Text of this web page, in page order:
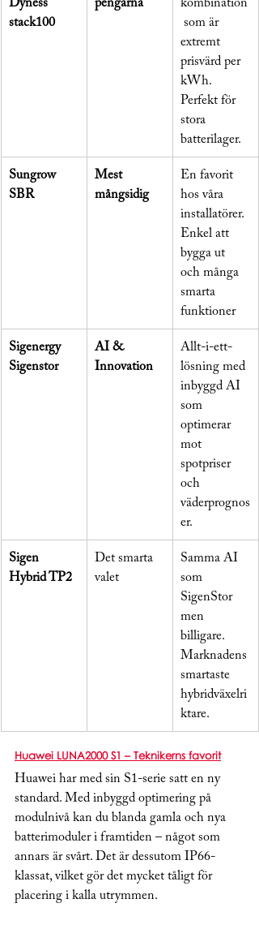
Dyness
stack100
pengarna
kombination
som är
extremt
prisvärd per
kWh.
Perfekt för
stora
batterilager.
Sungrow
SBR
Mest
mångsidig
En favorit
hos våra
installatörer.
Enkel att
bygga ut
och många
smarta
funktioner
Sigenergy
Sigenstor
AI &
Innovation
Allt-i-ett-
lösning med
inbyggd AI
som
optimerar
mot
spotpriser
och
väderprognos
er.
Sigen
Hybrid TP2
Det smarta
valet
Samma AI
som
SigenStor
men
billigare.
Marknadens
smartaste
hybridväxelri
ktare.
Huawei LUNA2000 S1 – Teknikerns favorit
Huawei har med sin S1-serie satt en ny
standard. Med inbyggd optimering på
modulnivå kan du blanda gamla och nya
batterimoduler i framtiden – något som
annars är svårt. Det är dessutom IP66-
klassat, vilket gör det mycket tåligt för
placering i kalla utrymmen.